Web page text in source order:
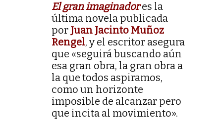
El gran imaginador es la
última novela publicada
por Juan Jacinto Muñoz
Rengel, y el escritor asegura
que «seguirá buscando aún
esa gran obra, la gran obra a
la que todos aspiramos,
como un horizonte
imposible de alcanzar pero
que incita al movimiento».